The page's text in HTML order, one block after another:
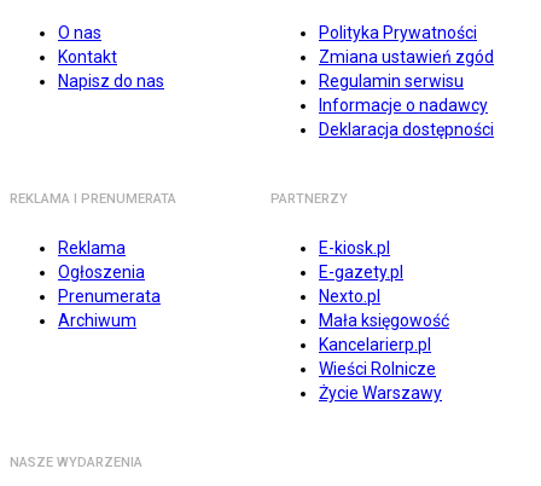
O nas
Kontakt
Napisz do nas
Polityka Prywatności
Zmiana ustawień zgód
Regulamin serwisu
Informacje o nadawcy
Deklaracja dostępności
REKLAMA I PRENUMERATA
Reklama
Ogłoszenia
Prenumerata
Archiwum
PARTNERZY
E-kiosk.pl
E-gazety.pl
Nexto.pl
Mała księgowość
Kancelarierp.pl
Wieści Rolnicze
Życie Warszawy
NASZE WYDARZENIA